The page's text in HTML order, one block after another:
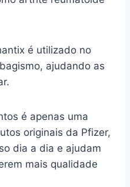
é utilizado no
ajudando as
é apenas uma
originais da Pfizer,
dia a dia e ajudam
mais qualidade